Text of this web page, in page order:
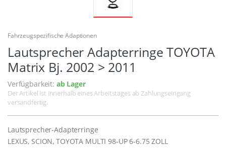
Fahrzeugspezifische Adaptionen
Lautsprecher Adapterringe TOYOTA
Matrix Bj. 2002 > 2011
Verfügbarkeit: ab Lager
Der Artikel ist innerhalb eines Arbeitstages ab Zahlungseingang
versandfertig.
Lautsprecher-Adapterringe
LEXUS, SCION, TOYOTA MULTI 98-UP 6-6.75 ZOLL